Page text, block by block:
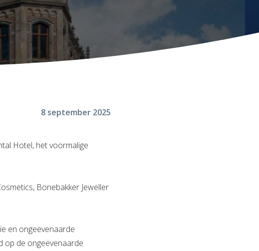
8 september 2025
Hotel, het voormalige
Bonebakker Jeweller
en ongeëvenaarde
op de ongeëvenaarde